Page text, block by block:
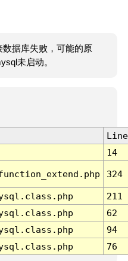
数据库失败，可能的原
未启动。
Line
14
324
211
62
94
76